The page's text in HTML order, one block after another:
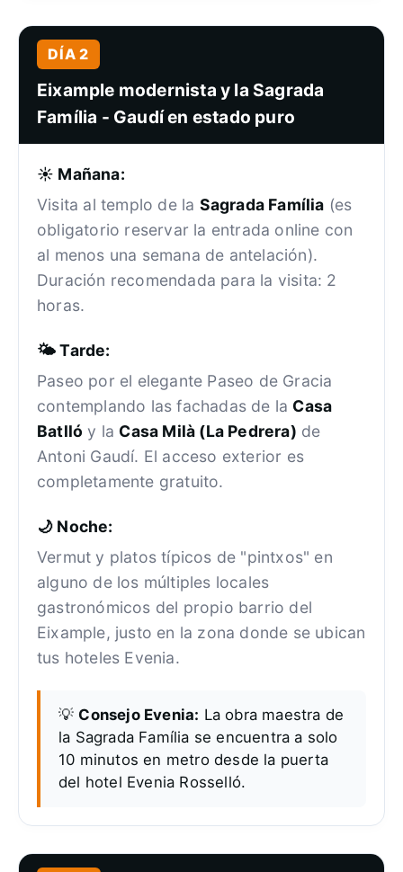
DÍA 2
Eixample modernista y la Sagrada
Família - Gaudí en estado puro
☀️ Mañana:
Visita al templo de la Sagrada Família (es
obligatorio reservar la entrada online con
al menos una semana de antelación).
Duración recomendada para la visita: 2
horas.
🌤️ Tarde:
Paseo por el elegante Paseo de Gracia
contemplando las fachadas de la Casa
Batlló y la Casa Milà (La Pedrera) de
Antoni Gaudí. El acceso exterior es
completamente gratuito.
🌙 Noche:
Vermut y platos típicos de "pintxos" en
alguno de los múltiples locales
gastronómicos del propio barrio del
Eixample, justo en la zona donde se ubican
tus hoteles Evenia.
💡 Consejo Evenia: La obra maestra de
la Sagrada Família se encuentra a solo
10 minutos en metro desde la puerta
del hotel Evenia Rosselló.